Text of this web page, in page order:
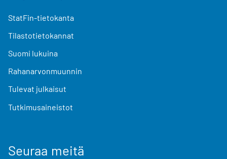
StatFin-tietokanta
Tilastotietokannat
Suomi lukuina
Rahanarvonmuunnin
Tulevat julkaisut
Tutkimusaineistot
Seuraa meitä